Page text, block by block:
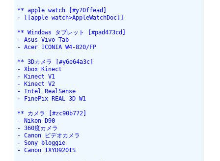
** apple watch [#y70ffead]
- [[apple watch>AppleWatchDoc]]
** Windows タブレット [#pad473cd]
- Asus Vivo Tab
- Acer ICONIA W4-820/FP
** 3Dカメラ [#y6e64a3c]
- Xbox Kinect
- Kinect V1
- Kinect V2
- Intel RealSense
- FinePix REAL 3D W1
** カメラ [#zc90b772]
- Nikon D90
- 360度カメラ
- Canon ビデオカメラ
- Sony bloggie
- Canon IXYD920IS